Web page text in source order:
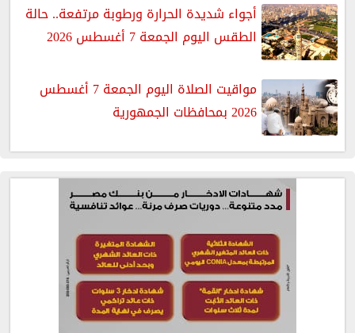
أجواء شديدة الحرارة ورطوبة مرتفعة.. حالة
الطقس اليوم الجمعة 7 أغسطس 2026
مواقيت الصلاة اليوم الجمعة 7 أغسطس
2026 بمحافظات الجمهورية